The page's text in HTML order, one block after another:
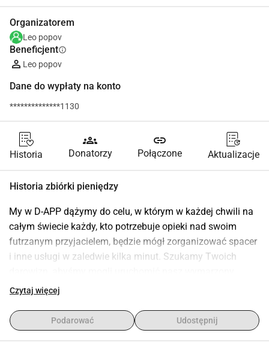
Organizatorem
Leo popov
Beneficjentinfo
Leo popov
Dane do wypłaty na konto
**************1130
Historia
groups
Donatorzy
link
Połączone Aktualizacje
Historia zbiórki pieniędzy
My w D-APP dążymy do celu, w którym w każdej chwili na
całym świecie każdy, kto potrzebuje opieki nad swoim
futrzanym przyjacielem, będzie mógł zorganizować spacer
i inne usługi w zaledwie kilka minut. Szukamy Twoich
projekt, stworzyć tę aplikację i stać się pierwszym w
Dziękujemy za zaufanie i zrozumienie, zespół D-APP
Czytaj więcej
Podarować Udostępnij